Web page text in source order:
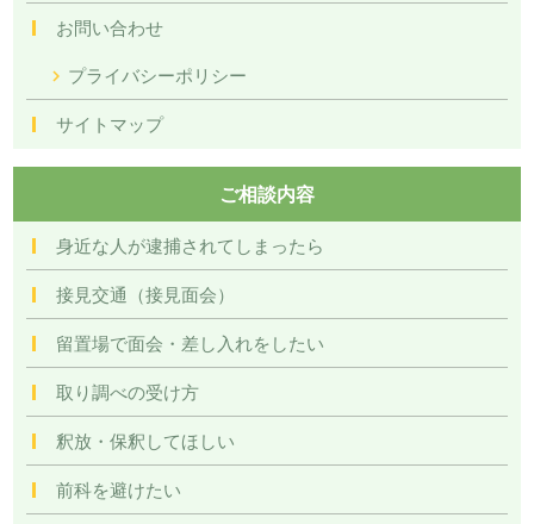
お問い合わせ
プライバシーポリシー
サイトマップ
ご相談内容
身近な人が逮捕されてしまったら
接見交通（接見面会）
留置場で面会・差し入れをしたい
取り調べの受け方
釈放・保釈してほしい
前科を避けたい